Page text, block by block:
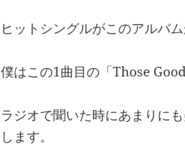
ヒットシングルがこのアルバ
僕はこの1曲目の「Those
ラジオで聞いた時にあまりに
します。